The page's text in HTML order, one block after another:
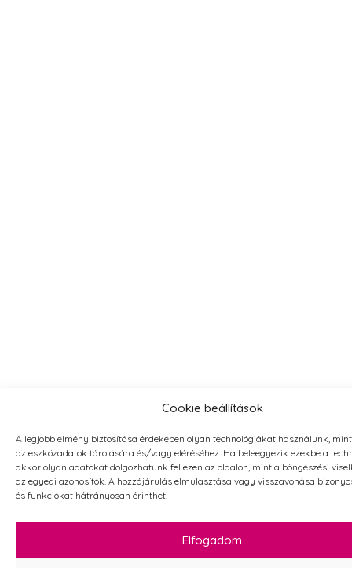
Cookie beállítások
A legjobb élmény biztosítása érdekében olyan technológiákat használunk,
az eszközadatok tárolására és/vagy eléréséhez. Ha beleegyezik ezekbe a
akkor olyan adatokat dolgozhatunk fel ezen az oldalon, mint a böngészési
az egyedi azonosítók. A hozzájárulás elmulasztása vagy visszavonása
és funkciókat hátrányosan érinthet.
Elfogadom